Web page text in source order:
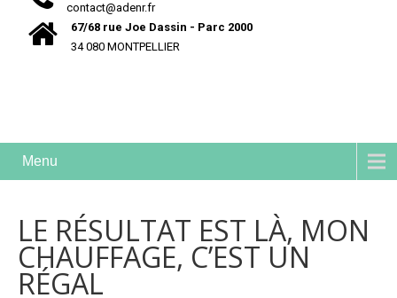
contact@adenr.fr
67/68 rue Joe Dassin - Parc 2000
34 080 MONTPELLIER
Menu
LE RÉSULTAT EST LÀ, MON
CHAUFFAGE, C’EST UN
RÉGAL